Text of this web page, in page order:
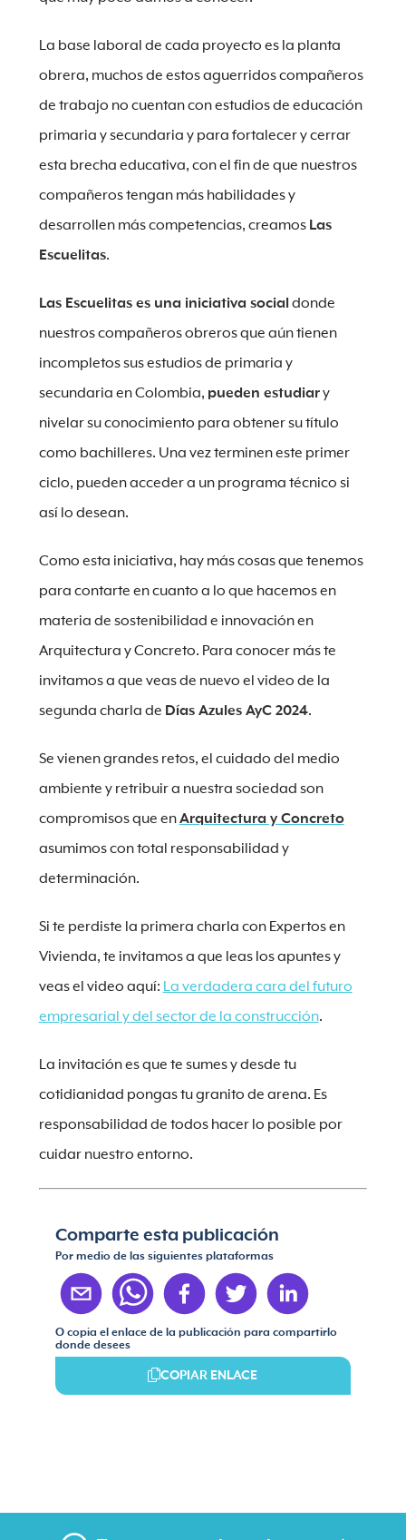
La base laboral de cada proyecto es la planta
obrera, muchos de estos aguerridos compañeros
de trabajo no cuentan con estudios de educación
primaria y secundaria y para fortalecer y cerrar
esta brecha educativa, con el fin de que nuestros
compañeros tengan más habilidades y
desarrollen más competencias, creamos Las
Escuelitas.
Las Escuelitas es una iniciativa social donde
nuestros compañeros obreros que aún tienen
incompletos sus estudios de primaria y
secundaria en Colombia, pueden estudiary
nivelar su conocimiento para obtener su título
como bachilleres. Una vez terminen este primer
ciclo, pueden acceder a un programa técnico si
así lo desean.
Como esta iniciativa, hay más cosas que tenemos
para contarte en cuanto a lo que hacemos en
materia de sostenibilidad e innovación en
Arquitectura y Concreto. Para conocer más te
invitamos a que veas de nuevo el video de la
segunda charla de Días Azules AyC 2024.
Se vienen grandes retos, el cuidado del medio
ambiente y retribuir a nuestra sociedad son
compromisos que enArquitectura y Concreto
asumimos con total responsabilidad y
determinación.
Si te perdiste la primera charla con Expertos en
Vivienda, te invitamos a que leas los apuntes y
veas el video aquí: La verdadera cara del futuro
empresarial y del sector de la construcción.
La invitación es que te sumes y desde tu
cotidianidad pongas tu granito de arena. Es
responsabilidad de todos hacer lo posible por
cuidar nuestro entorno.
Comparte esta publicación
Por medio de las siguientes plataformas
O copia el enlace de la publicación para compartirlo
donde desees
COPIAR ENLACE